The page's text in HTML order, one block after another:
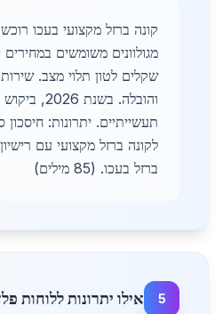
קונה ברזל מקצועי בעכו
שקלים לטון תלוי מצב.
והובלה.
תעשייתיים. יתרונות: חיסכון
לקונה ברזל מקצועי עם
ברזל בעכו. (85 מילים)
5 אילו יתרונות ללוחות